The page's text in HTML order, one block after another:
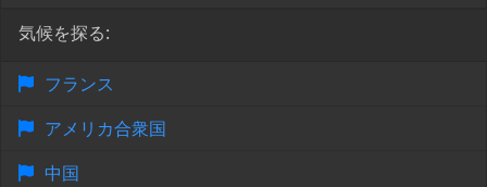
気候を探る:
フランス
アメリカ合衆国
中国